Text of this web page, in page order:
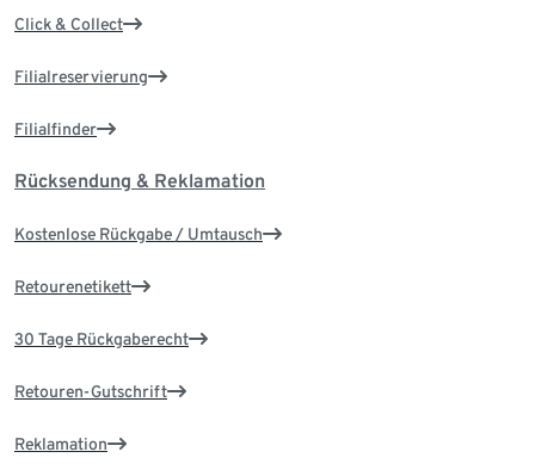
Click & Collect
Filialreservierung
Filialfinder
Rücksendung & Reklamation
Kostenlose Rückgabe / Umtausch
Retourenetikett
30 Tage Rückgaberecht
Retouren-Gutschrift
Reklamation